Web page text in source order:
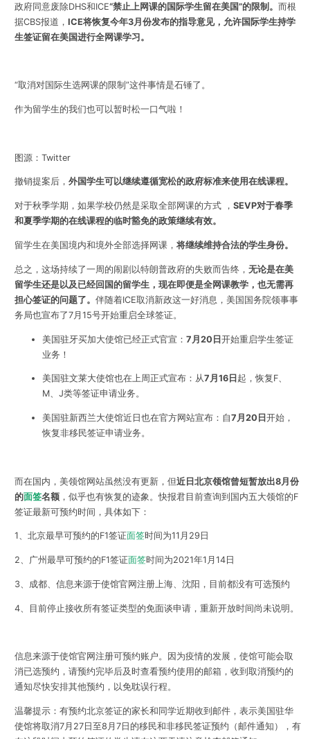
政府同意废除DHS和ICE“禁止上网课的国际学生留在美国”的限制。 而根
据CBS报道， ICE将恢复今年3月份发布的指导意见，允许国际学生持学
生签证留在美国进行全网课学习。
“取消对国际生选网课的限制”这件事情是石锤了。
作为留学生的我们也可以暂时松一口气啦！
图源：Twitter
撤销提案后， 外国学生可以继续遵循宽松的政府标准来使用在线课程。
对于秋季学期，如果学校仍然是采取全部网课的方式 ， SEVP对于春季
和夏季学期的在线课程的临时豁免的政策继续有效。
留学生在美国境内和境外全部选择网课， 将继续维持合法的学生身份。
总之，这场持续了一周的闹剧以特朗普政府的失败而告终， 无论是在美
留学生还是以及已经回国的留学生，现在即便是全网课教学，也无需再
担心签证的问题了。 伴随着ICE取消新政这一好消息，美国国务院领事事
务局也宣布了7月15号开始重启全球签证。
美国驻牙买加大使馆已经正式官宣： 7月20日开始重启学生签证
业务！
美国驻文莱大使馆也在上周正式宣布：从7月16日 起 ，恢复F、
M、J类等签证申请业务。
美国驻新西兰大使馆近日也在官方网站宣布：自7月20日 开始，
恢复非移民签证申请业务。
而在国内，美领馆网站虽然没有更新，但近日北京领馆曾短暂放出8月份
的面签名额，似乎也有恢复的迹象。快报君目前查询到国内五大领馆的F
签证最新可预约时间，具体如下：
1、北京最早可预约的F1签证面签时间为11月29日
2、广州最早可预约的F1签证面签时间为2021年1月14日
3、成都、信息来源于使馆官网注册上海、沈阳，目前都没有可选预约
4、目前停止接收所有签证类型的免面谈申请，重新开放时间尚未说明。
信息来源于使馆官网注册可预约账户。因为疫情的发展，使馆可能会取
消已选预约，请预约完毕后及时查看预约使用的邮箱，收到取消预约的
通知尽快安排其他预约，以免耽误行程。
温馨提示：有预约北京签证的家长和同学近期收到邮件，表示美国驻华
使馆将取消7月27日至8月7日的移民和非移民签证预约（邮件通知），有